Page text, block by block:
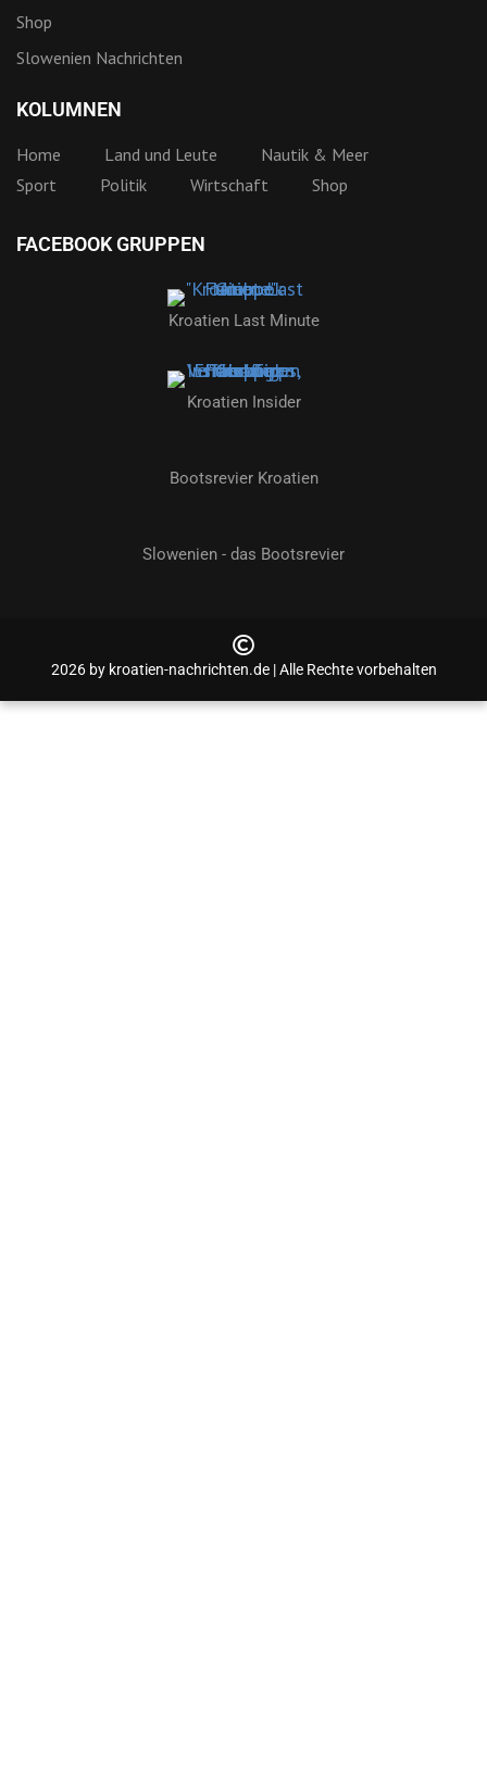
Shop
Slowenien Nachrichten
KOLUMNEN
Home Land und Leute
Nautik & Meer
Sport
Politik Wirtschaft Shop
FACEBOOK GRUPPEN
Kroatien Last Minute
Kroatien Insider
Bootsrevier Kroatien
Slowenien - das Bootsrevier
2026 by kroatien-nachrichten.de | Alle Rechte vorbehalten